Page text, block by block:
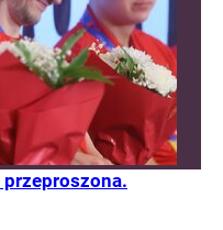
przeproszona.